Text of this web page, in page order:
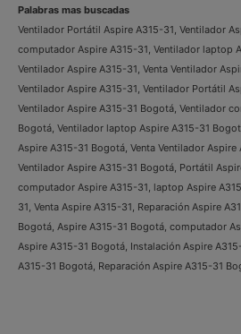
Palabras mas buscadas
Ventilador Portátil Aspire A315-31, Ventilador
computador Aspire A315-31, Ventilador laptop
Ventilador Aspire A315-31, Venta Ventilador
Ventilador Aspire A315-31, Ventilador Portátil
Ventilador Aspire A315-31 Bogotá, Ventilador
Bogotá, Ventilador laptop Aspire A315-31
Aspire A315-31 Bogotá, Venta Ventilador
Ventilador Aspire A315-31 Bogotá, Portátil
computador Aspire A315-31, laptop Aspire
31, Venta Aspire A315-31, Reparación Aspire
Bogotá, Aspire A315-31 Bogotá, computador
Aspire A315-31 Bogotá, Instalación Aspire
A315-31 Bogotá, Reparación Aspire A315-31